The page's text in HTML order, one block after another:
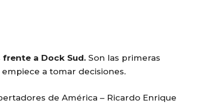
a Dock Sud. Son las primeras
a tomar decisiones.
de América – Ricardo Enrique